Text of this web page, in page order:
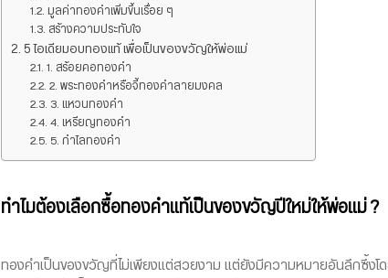
มูลค่าทองคำเพิ่มขึ้นเรื่อย ๆ
สร้างความประทับใจ
5 ไอเดียมอบทองแท้ เพื่อเป็นของขวัญให้พ่อแม่
1. สร้อยคอทองคำ
2. พระทองคำหรือจี้ทองคำลายมงคล
3. แหวนทองคำ
4. เหรียญทองคำ
5. กำไลทองคำ
ทำไมต้องเลือกซื้อทองคำแท้เป็นของขวัญปีใหม่ให้พ่อแม่ ?
ทองคำเป็นของขวัญที่ไม่เพียงแต่สวยงาม แต่ยังมีความหมายอันลึกซึ้งโด